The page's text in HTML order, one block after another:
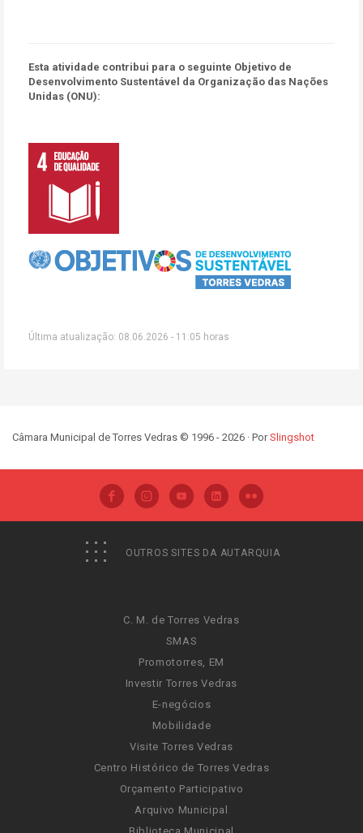
Esta atividade contribui para o seguinte Objetivo de
Desenvolvimento Sustentável da Organização das Nações
Unidas (ONU):
Última atualização: 08.06.2026 - 11:05 horas
Câmara Municipal de Torres Vedras © 1996 - 2026 · PorSlingshot
OUTROS SITES DA AUTARQUIA
C. M. de Torres Vedras
SMAS
Promotorres, EM
Investir Torres Vedras
E-negócios
Mobilidade
Visite Torres Vedras
Centro Histórico de Torres Vedras
Orçamento Participativo
Arquivo Municipal